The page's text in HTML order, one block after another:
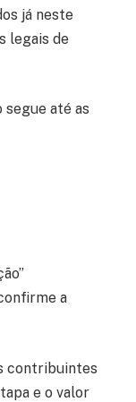
já neste
legais de
segue até as
a
contribuintes
e o valor